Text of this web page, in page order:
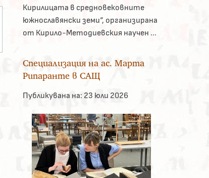
Кирилицата в средновековните
южнославянски земи“, организирана
от Кирило-Методиевския научен ...
Специализация на ас. Марта
Рипаранте в САЩ
Публикувана на: 23 юли 2026